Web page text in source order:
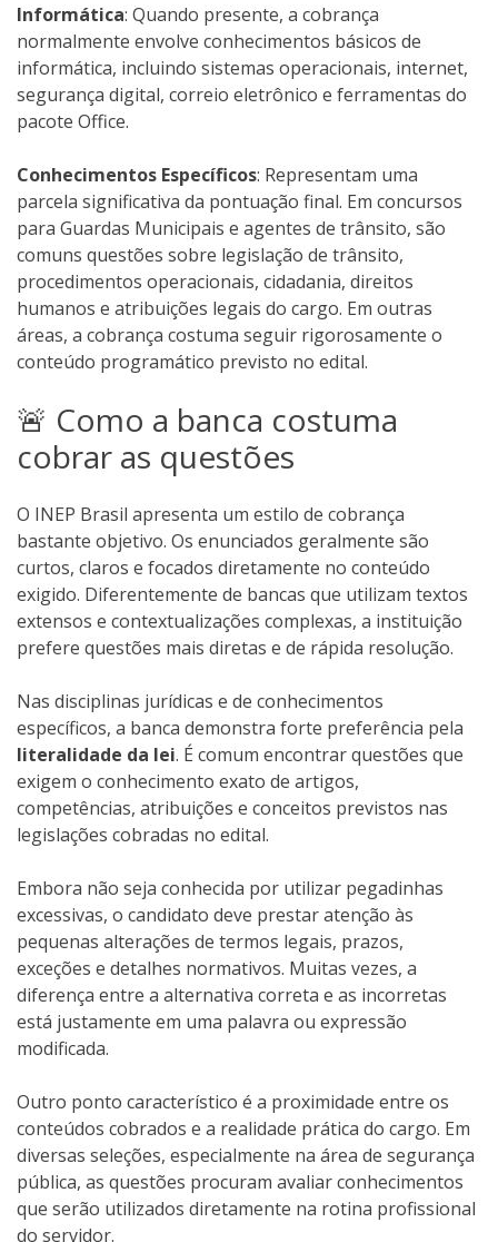
Informática: Quando presente, a cobrança
normalmente envolve conhecimentos básicos de
informática, incluindo sistemas operacionais, internet,
segurança digital, correio eletrônico e ferramentas do
pacote Office.
Conhecimentos Específicos: Representam uma
parcela significativa da pontuação final. Em concursos
para Guardas Municipais e agentes de trânsito, são
comuns questões sobre legislação de trânsito,
procedimentos operacionais, cidadania, direitos
humanos e atribuições legais do cargo. Em outras
áreas, a cobrança costuma seguir rigorosamente o
conteúdo programático previsto no edital.
🚨 Como a banca costuma
cobrar as questões
O INEP Brasil apresenta um estilo de cobrança
bastante objetivo. Os enunciados geralmente são
curtos, claros e focados diretamente no conteúdo
exigido. Diferentemente de bancas que utilizam textos
extensos e contextualizações complexas, a instituição
prefere questões mais diretas e de rápida resolução.
Nas disciplinas jurídicas e de conhecimentos
específicos, a banca demonstra forte preferência pela
literalidade da lei. É comum encontrar questões que
exigem o conhecimento exato de artigos,
competências, atribuições e conceitos previstos nas
legislações cobradas no edital.
Embora não seja conhecida por utilizar pegadinhas
excessivas, o candidato deve prestar atenção às
pequenas alterações de termos legais, prazos,
exceções e detalhes normativos. Muitas vezes, a
diferença entre a alternativa correta e as incorretas
está justamente em uma palavra ou expressão
modificada.
Outro ponto característico é a proximidade entre os
conteúdos cobrados e a realidade prática do cargo. Em
diversas seleções, especialmente na área de segurança
pública, as questões procuram avaliar conhecimentos
que serão utilizados diretamente na rotina profissional
do servidor.